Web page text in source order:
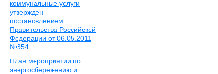
коммунальные услуги
утвержден
постановлением
Правительства Российской
Федерации от 06.05.2011
№354
План мероприятий по
энергосбережению и